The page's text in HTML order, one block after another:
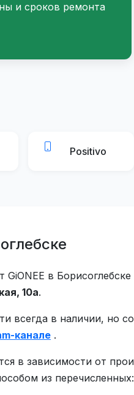
и сроков ремонта
Positivo
в
10а.
всегда в наличии, но
канале .
в зависимости от
из